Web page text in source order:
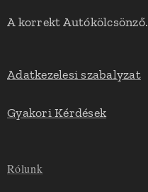
A korrekt Autókölcsönző.
Adatkezelesi szabalyzat
Gyakori Kérdések
Rólunk